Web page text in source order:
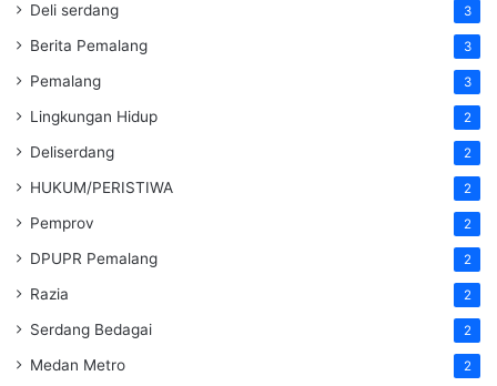
Deli serdang 3
Berita Pemalang 3
Pemalang 3
Lingkungan Hidup 2
Deliserdang 2
HUKUM/PERISTIWA 2
Pemprov 2
DPUPR Pemalang 2
Razia 2
Serdang Bedagai 2
Medan Metro 2